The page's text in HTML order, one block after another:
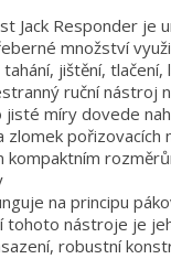
Jack Responder je
množství
jištění, tlačení,
ruční nástroj
jisté míry dovede
zlomek pořizovacích
kompaktním
na principu
tohoto nástroje je
robustní